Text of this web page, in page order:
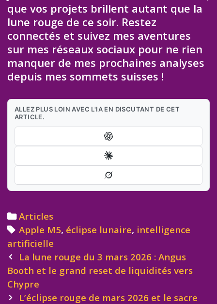
que vos projets brillent autant que la
lune rouge de ce soir. Restez
connectés et suivez mes aventures
sur mes réseaux sociaux pour ne rien
manquer de mes prochaines analyses
depuis mes sommets suisses !
ALLEZ PLUS LOIN AVEC L'IA EN DISCUTANT DE CET
ARTICLE.
Categories
Articles
Tags
Apple M5, éclipse lunaire, intelligence
artificielle
Post
navigation
La lune rouge du 3 mars 2026 : Angus
Booth et le grand reset de liquidités vers
Chypre
L’éclipse rouge de mars 2026 et le sacre